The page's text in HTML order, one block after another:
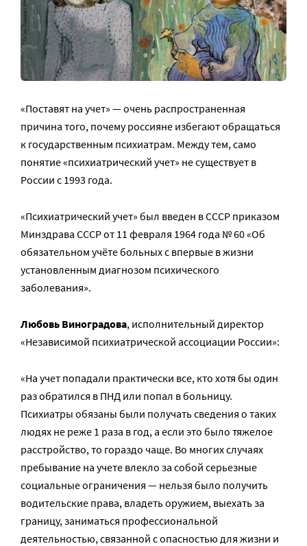
«Поставят на учет» — очень распространенная
причина того, почему россияне избегают обращаться
к государственным психиатрам. Между тем, само
понятие «психиатрический учет» не существует в
России с 1993 года.
«Психиатрический учет» был введен в СССР приказом
Минздрава СССР от 11 февраля 1964 года № 60 «Об
обязательном учёте больных с впервые в жизни
установленным диагнозом психического
заболевания».
Любовь Виноградова, исполнительный директор
«Независимой психиатрической ассоциации России»:
«На учет попадали практически все, кто хотя бы один
раз обратился в ПНД или попал в больницу.
Психиатры обязаны были получать сведения о таких
людях не реже 1 раза в год, а если это было тяжелое
расстройство, то гораздо чаще. Во многих случаях
пребывание на учете влекло за собой серьезные
социальные ограничения — нельзя было получить
водительские права, владеть оружием, выехать за
границу, заниматься профессиональной
деятельностью, связанной с опасностью для жизни и